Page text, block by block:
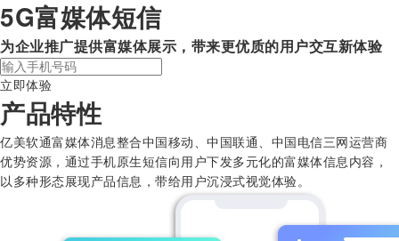
5G富媒体短信
为企业推广提供富媒体展示，带来更优质的用户交互新体验
立即体验
产品特性
亿美软通富媒体消息整合中国移动、中国联通、中国电信三网运营商
优势资源，通过手机原生短信向用户下发多元化的富媒体信息内容，
以多种形态展现产品信息，带给用户沉浸式视觉体验。